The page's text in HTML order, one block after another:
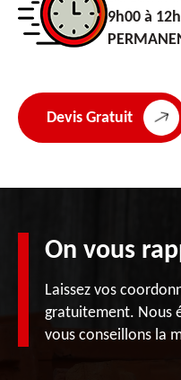
9h00 à
Devis Gratuit
On vous
Laissez vos
gratuitement. Nous
vous conseillons la